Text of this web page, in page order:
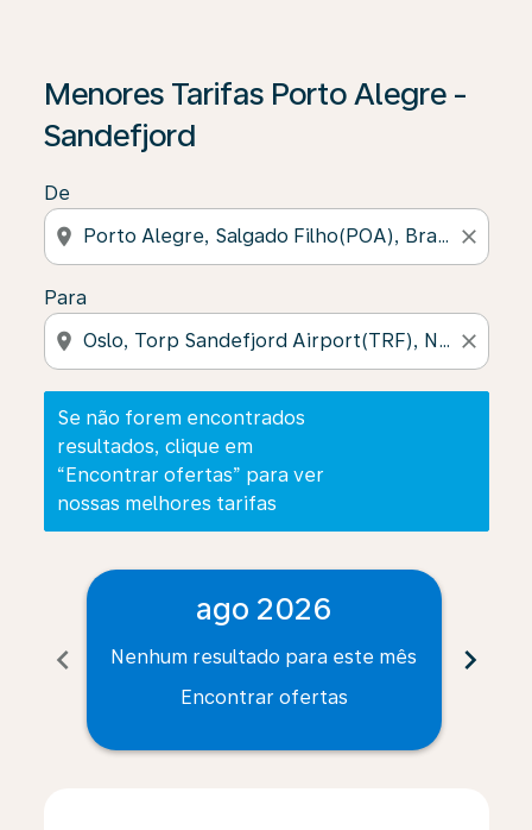
Menores Tarifas Porto Alegre -
Sandefjord
De
location_on close
Para
location_on close
Se não forem encontrados
resultados, clique em
“Encontrar ofertas” para ver
nossas melhores tarifas
Se não forem encontrados resultados, clique em
chevron_left
ago 2026
Nenhum resultado para este mês
Encontrar ofertas
chevron_right